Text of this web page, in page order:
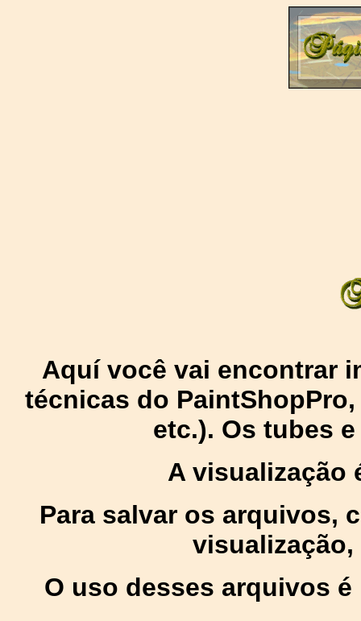
Aquí você vai encontrar
técnicas do
etc.). Os tubes
A visualização
Para salvar os arquivos,
O uso desses arquivos